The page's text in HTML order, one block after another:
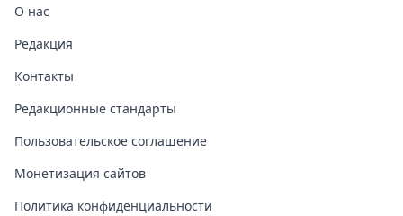
О нас
Редакция
Контакты
Редакционные стандарты
Пользовательское соглашение
Монетизация сайтов
Политика конфиденциальности